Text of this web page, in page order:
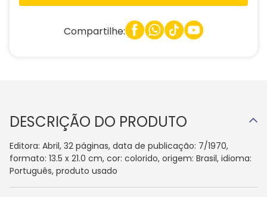
Compartilhe:
DESCRIÇÃO DO PRODUTO
Editora: Abril, 32 páginas, data de publicação: 7/1970,
formato: 13.5 x 21.0 cm, cor: colorido, origem: Brasil, idioma:
Português, produto usado